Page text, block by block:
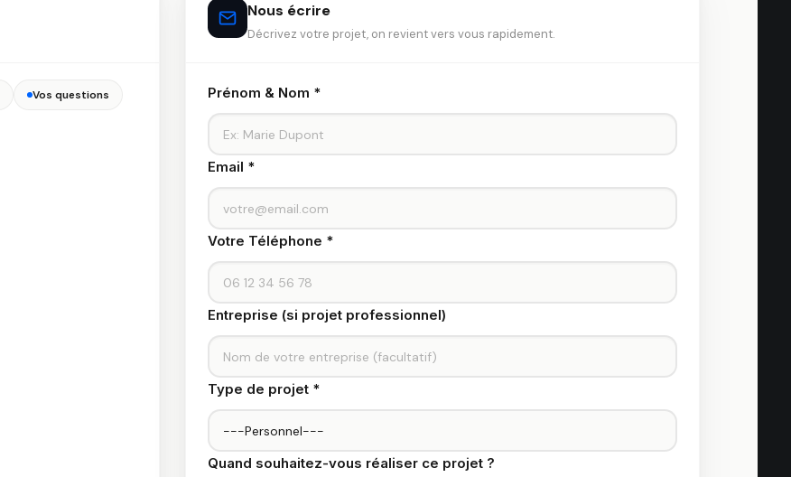
Vos questions
Nous écrire
Décrivez votre projet, on revient vers vous rapidement.
Prénom & Nom *
Email *
Votre Téléphone *
Entreprise (si projet professionnel)
Type de projet *
Quand souhaitez-vous réaliser ce projet ?